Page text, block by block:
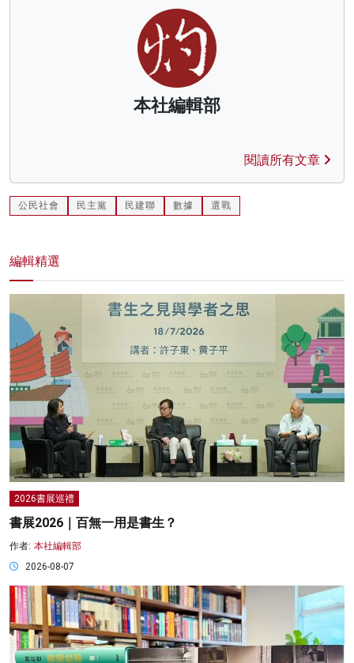
本社編輯部
閱讀所有文章
公民社會 民主黨 民建聯 數據 選戰
編輯精選
2026書展巡禮
書展2026｜百無一用是書生？
作者: 本社編輯部
2026-08-07